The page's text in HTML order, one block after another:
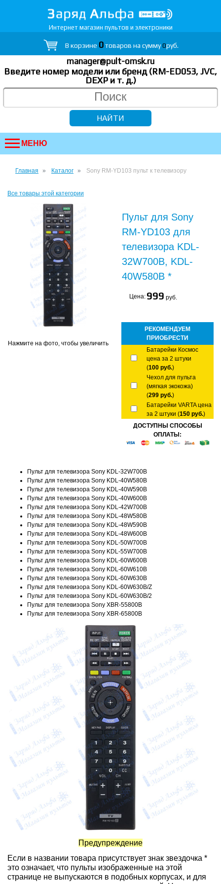
Интернет магазин пультов и электроники
В корзине 0товаров на сумму0руб.
manager@pult-omsk.ru
Введите номер модели или бренд (RM-ED053, JVC,
DEXP и т. д.)
МЕНЮ
Главная Каталог Sony RM-YD103 пульт к телевизору
Все товары этой категории
Нажмите на фото, чтобы увеличить
Пульт для Sony
RM-YD103 для
телевизора KDL-
32W700B, KDL-
40W580B *
Цена: 999 руб.
РЕКОМЕНДУЕМ
ПРИОБРЕСТИ
Батарейки Космос
цена за 2 штуки
(100 руб.)
Чехол для пульта
(мягкая экокожа)
(299 руб.)
Батарейки VARTA цена
за 2 штуки (150 руб.)
ДОСТУПНЫ СПОСОБЫ
ОПЛАТЫ:
Пульт для телевизора Sony KDL-32W700B
Пульт для телевизора Sony KDL-40W580B
Пульт для телевизора Sony KDL-40W590B
Пульт для телевизора Sony KDL-40W600B
Пульт для телевизора Sony KDL-42W700B
Пульт для телевизора Sony KDL-48W580B
Пульт для телевизора Sony KDL-48W590B
Пульт для телевизора Sony KDL-48W600B
Пульт для телевизора Sony KDL-50W700B
Пульт для телевизора Sony KDL-55W700B
Пульт для телевизора Sony KDL-60W600B
Пульт для телевизора Sony KDL-60W610B
Пульт для телевизора Sony KDL-60W630B
Пульт для телевизора Sony KDL-60W630B/Z
Пульт для телевизора Sony KDL-60W630B/2
Пульт для телевизора Sony XBR-55800B
Пульт для телевизора Sony XBR-65800B
Предупреждение
Если в названии товара присутствует знак звездочка *
это означает, что пульты изображенные на этой
странице не выпускаются в подобных корпусах, и для